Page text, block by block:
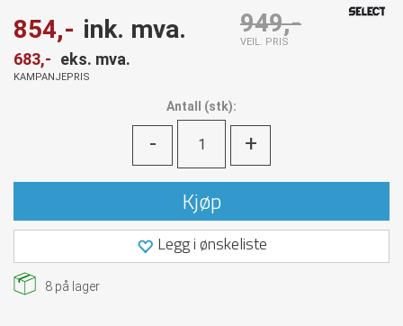
854,- ink. mva.
683,- eks. mva.
KAMPANJEPRIS
949,-
VEIL. PRIS
Antall (stk):
- +
Kjøp
Legg i ønskeliste
8 på lager